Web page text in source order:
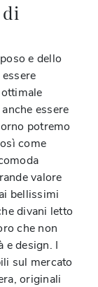
e dello
essere
potremo
come
valore
bellissimi
divani letto
che non
e design. I
sul mercato
originali